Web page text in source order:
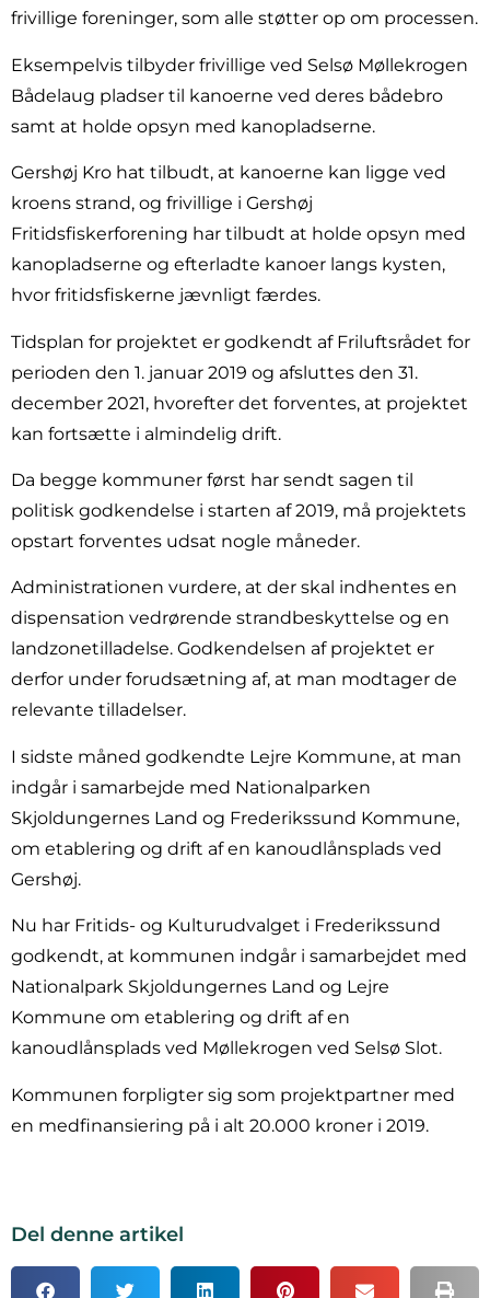
frivillige foreninger, som alle støtter op om processen.
Eksempelvis tilbyder frivillige ved Selsø Møllekrogen
Bådelaug pladser til kanoerne ved deres bådebro
samt at holde opsyn med kanopladserne.
Gershøj Kro hat tilbudt, at kanoerne kan ligge ved
kroens strand, og frivillige i Gershøj
Fritidsfiskerforening har tilbudt at holde opsyn med
kanopladserne og efterladte kanoer langs kysten,
hvor fritidsfiskerne jævnligt færdes.
Tidsplan for projektet er godkendt af Friluftsrådet for
perioden den 1. januar 2019 og afsluttes den 31.
december 2021, hvorefter det forventes, at projektet
kan fortsætte i almindelig drift.
Da begge kommuner først har sendt sagen til
politisk godkendelse i starten af 2019, må projektets
opstart forventes udsat nogle måneder.
Administrationen vurdere, at der skal indhentes en
dispensation vedrørende strandbeskyttelse og en
landzonetilladelse. Godkendelsen af projektet er
derfor under forudsætning af, at man modtager de
relevante tilladelser.
I sidste måned godkendte Lejre Kommune, at man
indgår i samarbejde med Nationalparken
Skjoldungernes Land og Frederikssund Kommune,
om etablering og drift af en kanoudlånsplads ved
Gershøj.
Nu har Fritids- og Kulturudvalget i Frederikssund
godkendt, at kommunen indgår i samarbejdet med
Nationalpark Skjoldungernes Land og Lejre
Kommune om etablering og drift af en
kanoudlånsplads ved Møllekrogen ved Selsø Slot.
Kommunen forpligter sig som projektpartner med
en medfinansiering på i alt 20.000 kroner i 2019.
Del denne artikel